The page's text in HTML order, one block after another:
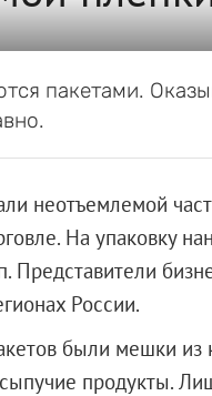
пакетами.
неотъемлемой
На упаковку
Представители
России.
были мешки из
продукты.